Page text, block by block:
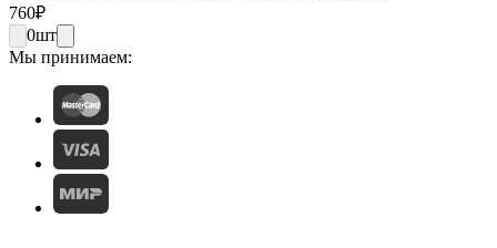
760₽
0шт
Мы принимаем: